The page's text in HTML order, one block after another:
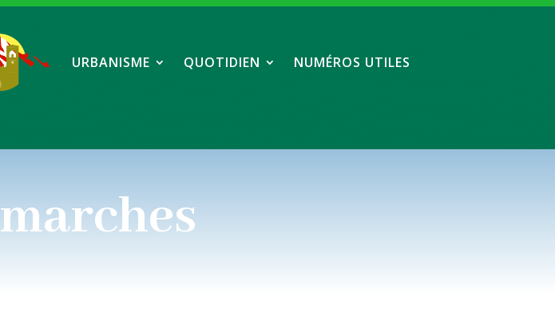
URBANISME QUOTIDIEN NUMÉROS UTILES